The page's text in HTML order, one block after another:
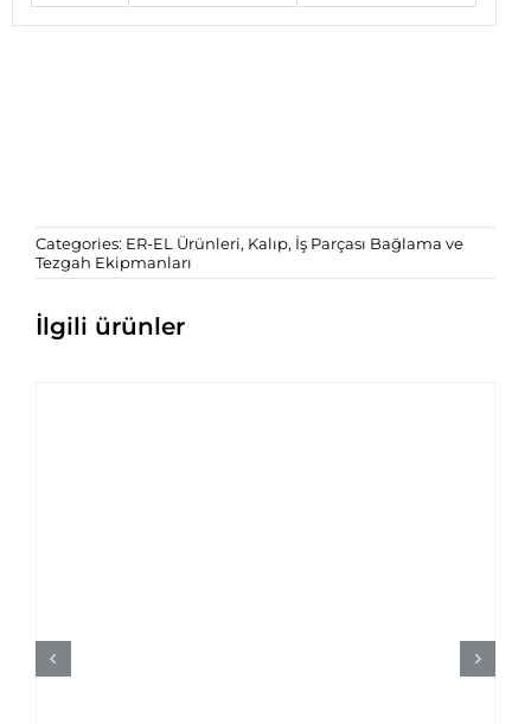
Categories: ER-EL Ürünleri, Kalıp, İş Parçası Bağlama ve
Tezgah Ekipmanları
İlgili ürünler